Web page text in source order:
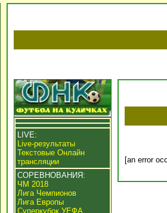
LIVE:
Live-результаты
Текстовые Онлайн
трансляции
СОРЕВНОВАНИЯ:
ЧМ 2018
Лига Чемпионов
Лига Европы
Суперкубок УЕФА
[an error